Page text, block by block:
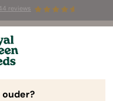
reviews
GRATIS voor de
ouder?